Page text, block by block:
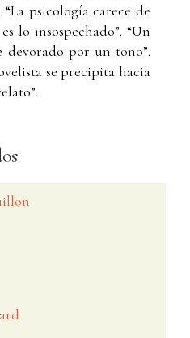
psicología carece de
lo insospechado”. “Un
por un tono”.
se precipita hacia